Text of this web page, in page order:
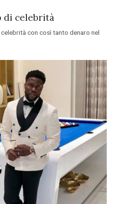
di celebrità
con così tanto denaro nel